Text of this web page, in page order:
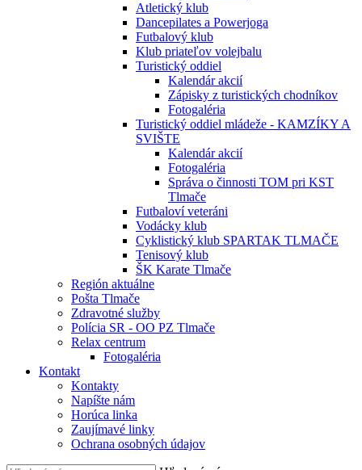
Atletický klub
Dancepilates a Powerjoga
Futbalový klub
Klub priateľov volejbalu
Turistický oddiel
Kalendár akcií
Zápisky z turistických chodníkov
Fotogaléria
Turistický oddiel mládeže - KAMZÍKY A
SVIŠTE
Kalendár akcií
Fotogaléria
Správa o činnosti TOM pri KST
Tlmače
Futbaloví veteráni
Vodácky klub
Cyklistický klub SPARTAK TLMAČE
Tenisový klub
ŠK Karate Tlmače
Región aktuálne
Pošta Tlmače
Zdravotné služby
Polícia SR - OO PZ Tlmače
Relax centrum
Fotogaléria
Kontakt
Kontakty
Napíšte nám
Horúca linka
Zaujímavé linky
Ochrana osobných údajov